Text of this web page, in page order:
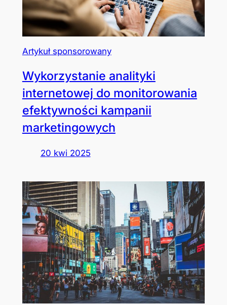
Artykuł sponsorowany
Wykorzystanie analityki
internetowej do monitorowania
efektywności kampanii
marketingowych
20 kwi 2025